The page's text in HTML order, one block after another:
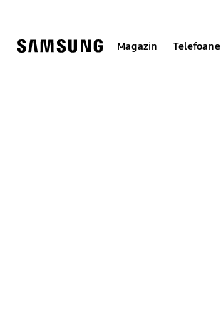
Magazin Telefoane